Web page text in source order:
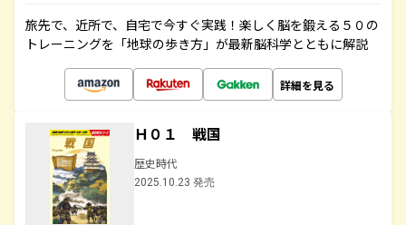
旅先で、近所で、自宅で今すぐ実践！楽しく脳を鍛える５０の
トレーニングを「地球の歩き方」が最新脳科学とともに解説
詳細を見る
Ｈ０１ 戦国
歴史時代
2025.10.23 発売